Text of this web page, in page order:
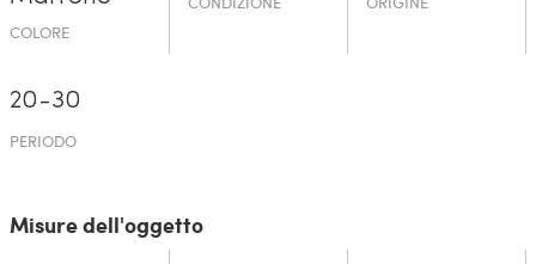
COLORE
20-30
PERIODO
Misure dell'oggetto